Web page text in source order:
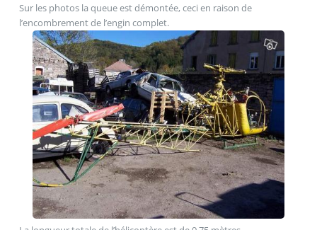
Sur les photos la queue est démontée, ceci en raison de
l’encombrement de l’engin complet.